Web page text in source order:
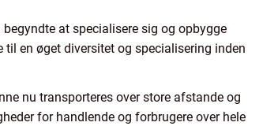
at specialisere sig og opbygge
en øget diversitet og specialisering inden
nu transporteres over store afstande og
for handlende og forbrugere over hele